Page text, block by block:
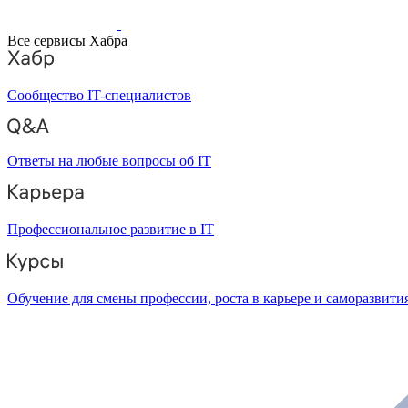
Все сервисы Хабра
Сообщество IT-специалистов
Ответы на любые вопросы об IT
Профессиональное развитие в IT
Обучение для смены профессии, роста в карьере и